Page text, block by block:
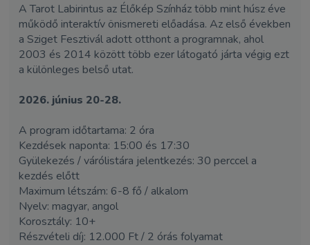
A Tarot Labirintus az Élőkép Színház több mint húsz éve
működő interaktív önismereti előadása. Az első években
a Sziget Fesztivál adott otthont a programnak, ahol
2003 és 2014 között több ezer látogató járta végig ezt
a különleges belső utat.
2026. június 20-28.
A program időtartama: 2 óra
Kezdések naponta: 15:00 és 17:30
Gyülekezés / várólistára jelentkezés: 30 perccel a
kezdés előtt
Maximum létszám: 6-8 fő / alkalom
Nyelv: magyar, angol
Korosztály: 10+
Részvételi díj: 12.000 Ft / 2 órás folyamat